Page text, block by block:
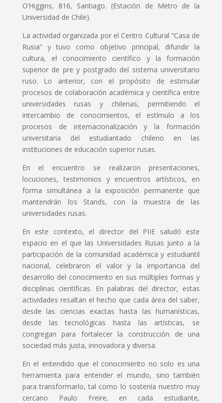
O’Higgins, 816, Santiago. (Estación de Metro de la
Universidad de Chile).
La actividad organizada por el Centro Cultural “Casa de
Rusia” y tuvo como objetivo principal, difundir la
cultura, el conocimiento científico y la formación
superior de pre y postgrado del sistema universitario
ruso. Lo anterior, con el propósito de estimular
procesos de colaboración académica y científica entre
universidades rusas y chilenas, permitiendo el
intercambio de conocimientos, el estímulo a los
procesos de internacionalización y la formación
universitaria del estudiantado chileno en las
instituciones de educación superior rusas.
En el encuentro se realizaron presentaciones,
locuciones, testimonios y encuentros artísticos, en
forma simultánea a la exposición permanente que
mantendrán los Stands, con la muestra de las
universidades rusas.
En este contexto, el director del PIIE saludó este
espacio en el que las Universidades Rusas junto a la
participación de la comunidad académica y estudiantil
nacional, celebraron el valor y la importancia del
desarrollo del conocimiento en sus múltiples formas y
disciplinas científicas. En palabras del director, estas
actividades resaltan el hecho que cada área del saber,
desde las ciencias exactas hasta las humanísticas,
desde las tecnológicas hasta las artísticas, se
congregan para fortalecer la construcción de una
sociedad más justa, innovadora y diversa.
En el entendido que el conocimiento no solo es una
herramienta para entender el mundo, sino también
para transformarlo, tal como lo sostenía nuestro muy
cercano Paulo Freire, en cada estudiante,